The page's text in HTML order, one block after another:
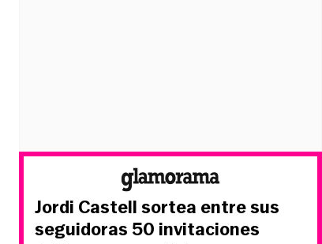
Jordi Castell sortea entre sus
seguidoras 50 invitaciones